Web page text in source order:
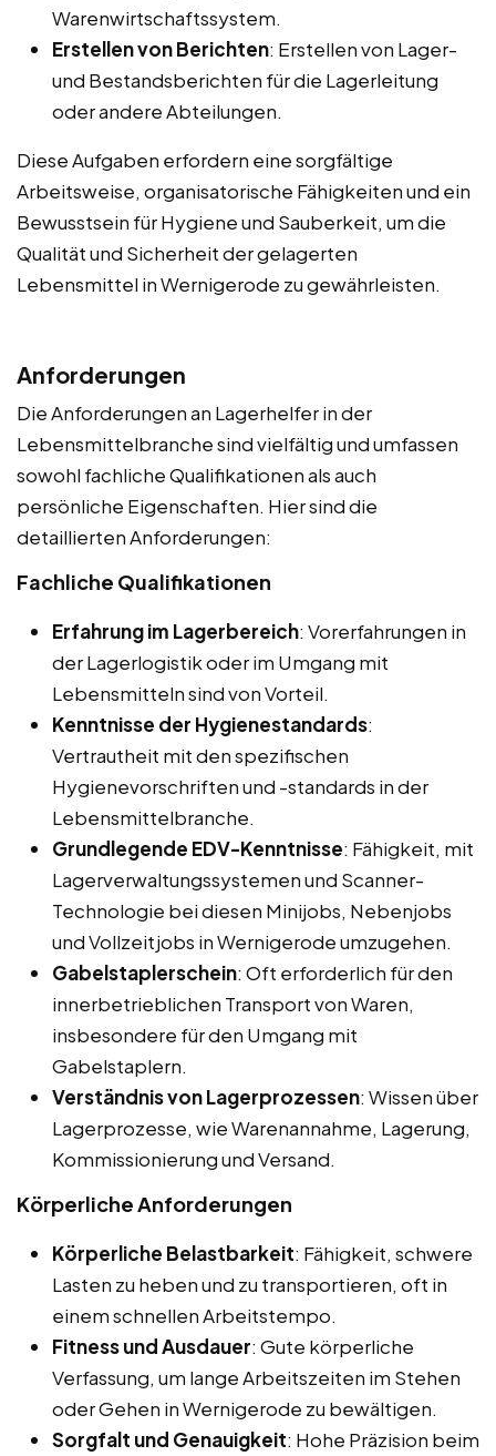
Warenwirtschaftssystem.
Erstellen von Berichten: Erstellen von Lager-
und Bestandsberichten für die Lagerleitung
oder andere Abteilungen.
Diese Aufgaben erfordern eine sorgfältige
Arbeitsweise, organisatorische Fähigkeiten und ein
Bewusstsein für Hygiene und Sauberkeit, um die
Qualität und Sicherheit der gelagerten
Lebensmittel in Wernigerode zu gewährleisten.
Anforderungen
Die Anforderungen an Lagerhelfer in der
Lebensmittelbranche sind vielfältig und umfassen
sowohl fachliche Qualifikationen als auch
persönliche Eigenschaften. Hier sind die
detaillierten Anforderungen:
Fachliche Qualifikationen
Erfahrung im Lagerbereich: Vorerfahrungen in
der Lagerlogistik oder im Umgang mit
Lebensmitteln sind von Vorteil.
Kenntnisse der Hygienestandards:
Vertrautheit mit den spezifischen
Hygienevorschriften und -standards in der
Lebensmittelbranche.
Grundlegende EDV-Kenntnisse: Fähigkeit, mit
Lagerverwaltungssystemen und Scanner-
Technologie bei diesen Minijobs, Nebenjobs
und Vollzeitjobs in Wernigerode umzugehen.
Gabelstaplerschein: Oft erforderlich für den
innerbetrieblichen Transport von Waren,
insbesondere für den Umgang mit
Gabelstaplern.
Verständnis von Lagerprozessen: Wissen über
Lagerprozesse, wie Warenannahme, Lagerung,
Kommissionierung und Versand.
Körperliche Anforderungen
Körperliche Belastbarkeit: Fähigkeit, schwere
Lasten zu heben und zu transportieren, oft in
einem schnellen Arbeitstempo.
Fitness und Ausdauer: Gute körperliche
Verfassung, um lange Arbeitszeiten im Stehen
oder Gehen in Wernigerode zu bewältigen.
Sorgfalt und Genauigkeit: Hohe Präzision beim